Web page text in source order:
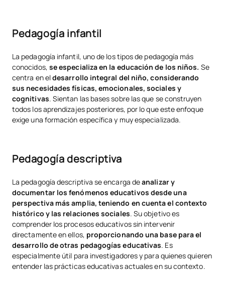
Pedagogía infantil
La pedagogía infantil, uno de los tipos de pedagogía más
conocidos, se especializa en la educación de los niños. Se
centra en eldesarrollo integral del niño, considerando
sus necesidades físicas, emocionales, sociales y
cognitivas. Sientan las bases sobre las que se construyen
todos los aprendizajes posteriores, por lo que este enfoque
exige una formación específica y muy especializada.
Pedagogía descriptiva
La pedagogía descriptiva se encarga deanalizar y
documentar los fenómenos educativos desde una
perspectiva más amplia, teniendo en cuenta el contexto
histórico y las relaciones sociales. Su objetivo es
comprender los procesos educativos sin intervenir
directamente en ellos, proporcionando una base para el
desarrollo de otras pedagogías educativas. Es
especialmente útil para investigadores y para quienes quieren
entender las prácticas educativas actuales en su contexto.